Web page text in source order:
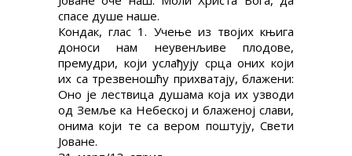
спасе душе наше.
Кондак, глас 1. Учење из твојих књига
доноси нам неувенљиве плодове,
премудри, који услађују срца оних који
их са трезвеношћу прихватају, блажени:
Оно је лествица душама која их узводи
од Земље ка Небеској и блаженој слави,
онима који те са вером поштују, Свети
Јоване.